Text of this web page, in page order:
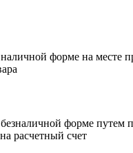
форме на месте
форме путем
расчетный счет